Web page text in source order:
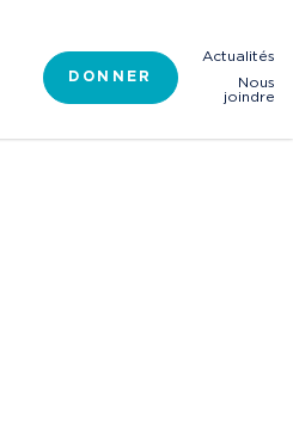
DONNER
Actualités
Nous
joindre